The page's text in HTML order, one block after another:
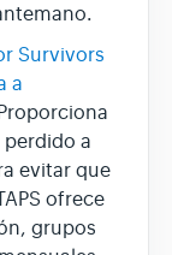
Survivors
a
a
evitar que
ofrece
grupos